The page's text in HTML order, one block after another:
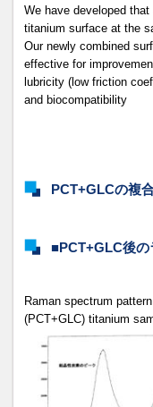
We have developed
titanium surface at the
Our newly combined
effective for
lubricity (low friction
and biocompatibility
PCT+GLCの複
■PCT+GLC後
Raman spectrum
(PCT+GLC) titanium